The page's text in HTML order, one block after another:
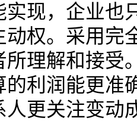
实现，企业也
动权。采用完
所理解和接受
的利润能更准
人更关注变动